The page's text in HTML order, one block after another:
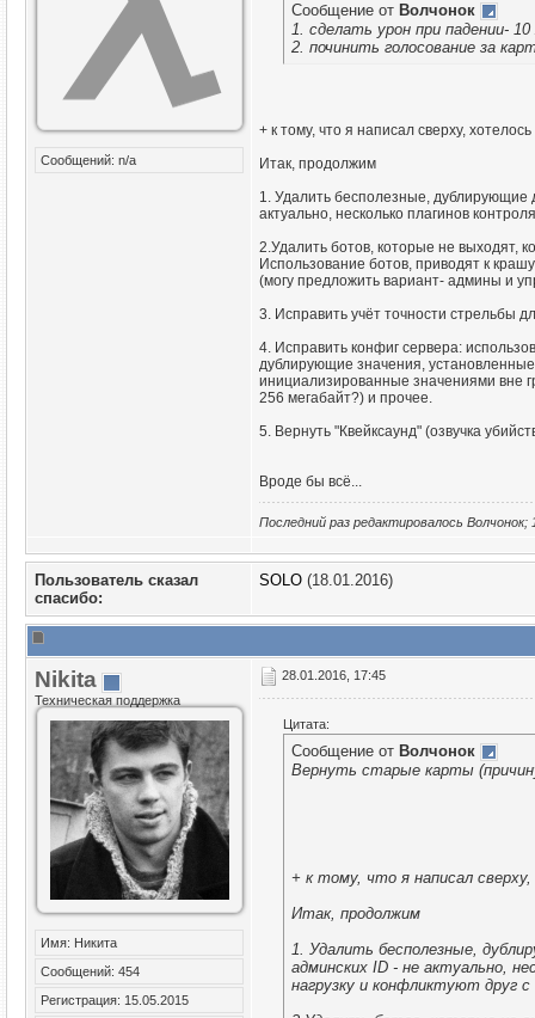
Сообщений: n/a
Сообщение от Волчонок
1. сделать урон при падении- 10
2. починить голосование за
+ к тому, что я написал сверху,
Итак, продолжим
1. Удалить бесполезные, дублирующие
актуально, несколько плагинов
2.Удалить ботов, которые не выходят,
Использование ботов, приводят к
(могу предложить вариант- админы и
3. Исправить учёт точности стрельбы
4. Исправить конфиг сервера:
дублирующие значения,
инициализированные значениями вне
256 мегабайт?) и прочее.
5. Вернуть "Квейксаунд" (озвучка
Вроде бы всё...
Последний раз редактировалось Волчонок;
Пользователь сказал
cпасибо:
SOLO (18.01.2016)
Nikita
Техническая поддержка
Имя: Никита
Сообщений: 454
Регистрация: 15.05.2015
28.01.2016, 17:45
Цитата:
Сообщение от Волчонок
Вернуть старые карты
+ к тому, что я написал
Итак, продолжим
1. Удалить бесполезные,
админских ID - не актуально,
нагрузку и конфликтуют друг с